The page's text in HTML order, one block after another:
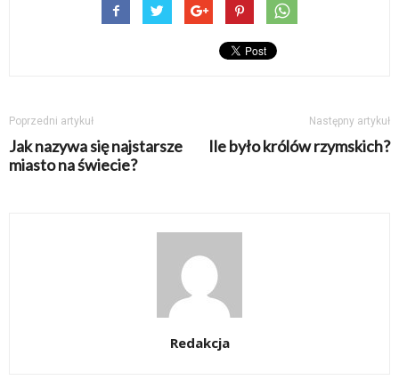
Poprzedni artykuł
Jak nazywa się najstarsze
miasto na świecie?
Następny artykuł
Ile było królów rzymskich?
Redakcja